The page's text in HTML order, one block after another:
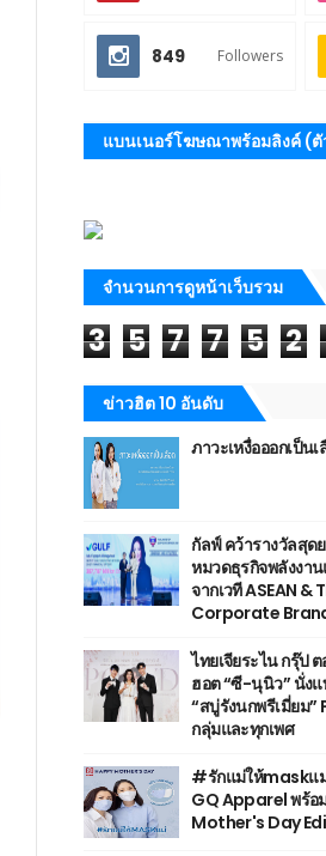
849 Followers
แบนเนอร์โฆษณาพร้อมลิงค์ (ตั
จำนวนการดูหน้าเว็บรวม
3 5 7 7 5 2
ข่าวฮิต 10 อันดับ
ภาวะเหงื่อออกเป็นเ
กัลฟ์ คว้ารางวัลสุด
หมวดธุรกิจพลังงา
จากเวที ASEAN
Corporate
ไทยเจียระไน กรุ๊ป
ฮอต “ซี-นุนิว” นั่งแ
“สบู่รังนกพรีเมี่ยม
กลุ่มและทุกเพศ
#รักแม่ให้maskแ
GQ Apparel พร้อ
Mother's Day